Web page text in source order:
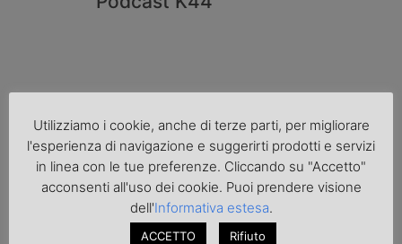
Cronaca
Utilizziamo i cookie, anche di terze parti, per migliorare
l'esperienza di navigazione e suggerirti prodotti e servizi
in linea con le tue preferenze. Cliccando su "Accetto"
acconsenti all'uso dei cookie. Puoi prendere visione
dell'Informativa estesa.
ACCETTO Rifiuto